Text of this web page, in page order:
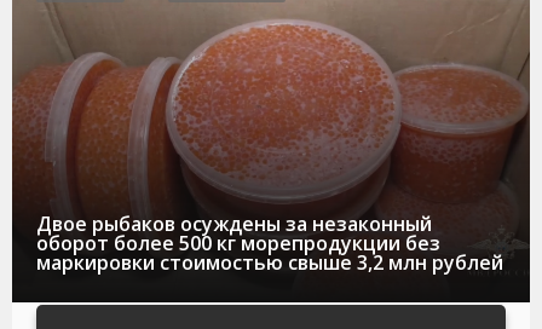
Двое рыбаков осуждены за незаконный
оборот более 500 кг морепродукции без
маркировки стоимостью свыше 3,2 млн рублей